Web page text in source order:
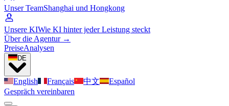
Unser TeamShanghai und Hongkong
Unsere KIWie KI hinter jeder Leistung steckt
Über die Agentur →
PreiseAnalysen
DE
English Français 中文
Español
Gespräch vereinbaren